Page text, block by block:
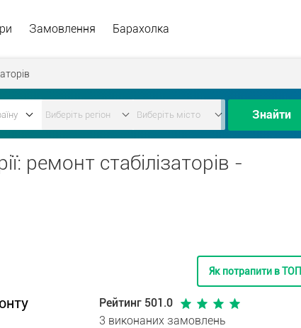
Замовлення Барахолка
Знайти
ремонт стабілізаторів -
Як потрапити в ТОП
Рейтинг 501.0
3 виконаних замовлень